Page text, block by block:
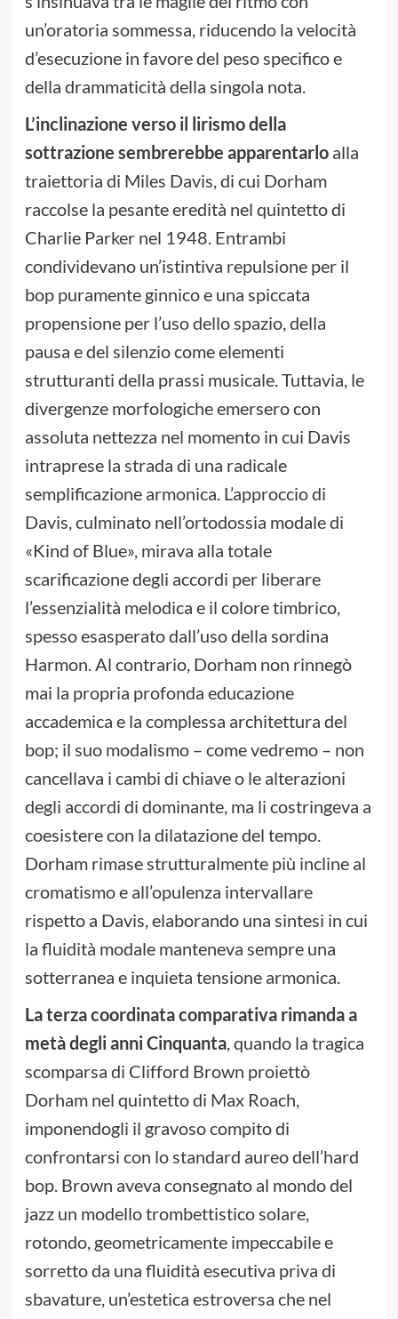
un’oratoria sommessa, riducendo la velocità
d’esecuzione in favore del peso specifico e
della drammaticità della singola nota.
L’inclinazione verso il lirismo della
sottrazione sembrerebbe apparentarlo alla
traiettoria di Miles Davis, di cui Dorham
raccolse la pesante eredità nel quintetto di
Charlie Parker nel 1948. Entrambi
condividevano un’istintiva repulsione per il
bop puramente ginnico e una spiccata
propensione per l’uso dello spazio, della
pausa e del silenzio come elementi
strutturanti della prassi musicale. Tuttavia, le
divergenze morfologiche emersero con
assoluta nettezza nel momento in cui Davis
intraprese la strada di una radicale
semplificazione armonica. L’approccio di
Davis, culminato nell’ortodossia modale di
«Kind of Blue», mirava alla totale
scarificazione degli accordi per liberare
l’essenzialità melodica e il colore timbrico,
spesso esasperato dall’uso della sordina
Harmon. Al contrario, Dorham non rinnegò
mai la propria profonda educazione
accademica e la complessa architettura del
bop; il suo modalismo – come vedremo – non
cancellava i cambi di chiave o le alterazioni
degli accordi di dominante, ma li costringeva a
coesistere con la dilatazione del tempo.
Dorham rimase strutturalmente più incline al
cromatismo e all’opulenza intervallare
rispetto a Davis, elaborando una sintesi in cui
la fluidità modale manteneva sempre una
sotterranea e inquieta tensione armonica.
La terza coordinata comparativa rimanda a
metà degli anni Cinquanta, quando la tragica
scomparsa di Clifford Brown proiettò
Dorham nel quintetto di Max Roach,
imponendogli il gravoso compito di
confrontarsi con lo standard aureo dell’hard
bop. Brown aveva consegnato al mondo del
jazz un modello trombettistico solare,
rotondo, geometricamente impeccabile e
sorretto da una fluidità esecutiva priva di
sbavature, un’estetica estroversa che nel